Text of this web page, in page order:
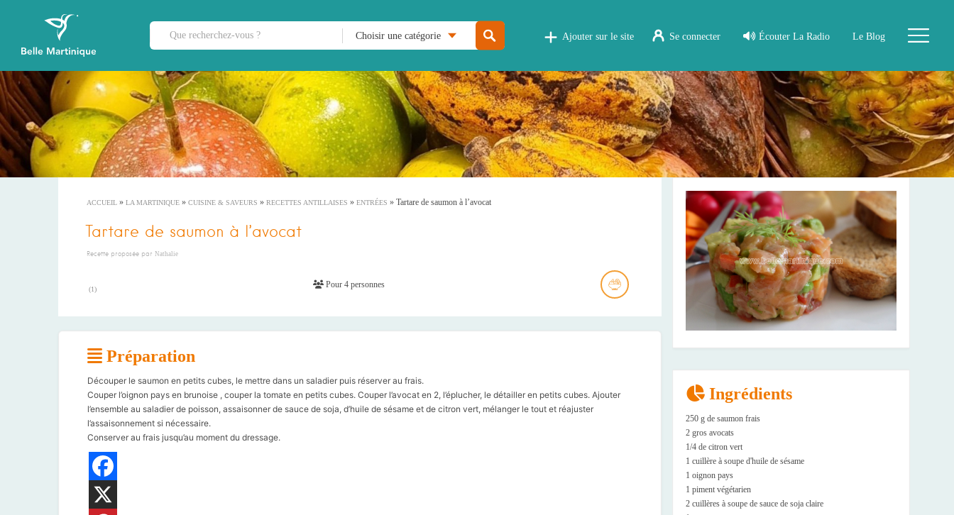
Choisir une catégorie Ajouter sur le site Se connecter Écouter La Radio Le Blog
ACCUEIL » LA MARTINIQUE » CUISINE & SAVEURS » RECETTES ANTILLAISES » ENTRÉES » Tartare de saumon à l’avocat
Tartare de saumon à l’avocat
Recette proposée par Nathalie
(1) Pour 4 personnes
Préparation
Découper le saumon en petits cubes, le mettre dans un saladier puis réserver au frais.
Couper l’oignon pays en brunoise , couper la tomate en petits cubes. Couper l’avocat en 2, l’éplucher, le détailler en petits cubes. Ajouter
l’ensemble au saladier de poisson, assaisonner de sauce de soja, d’huile de sésame et de citron vert, mélanger le tout et réajuster
l’assaisonnement si nécessaire.
Conserver au frais jusqu’au moment du dressage.
Ingrédients
250 g de saumon frais
2 gros avocats
1/4 de citron vert
1 cuillère à soupe d'huile de sésame
1 oignon pays
1 piment végétarien
2 cuillères à soupe de sauce de soja claire